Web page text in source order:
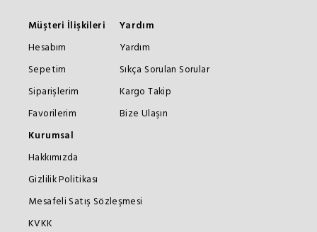
Müşteri İlişkileri
Hesabım
Sepetim
Siparişlerim
Favorilerim
Yardım
Yardım
Sıkça Sorulan Sorular
Kargo Takip
Bize Ulaşın
Kurumsal
Hakkımızda
Gizlilik Politikası
Mesafeli Satış Sözleşmesi
KVKK